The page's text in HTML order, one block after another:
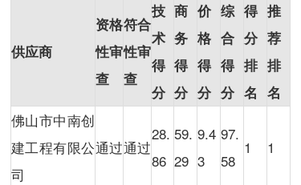
供应商
资格
性审
查
符合
性审
查
技
术
得
分
商
务
得
分
价
格
得
分
综
合
得
分
得
分
排
名
推
荐
排
名
佛山市中南创
建工程有限公
司
通过通过
28.
86
59.
29
9.4
3
97.
58
1 1